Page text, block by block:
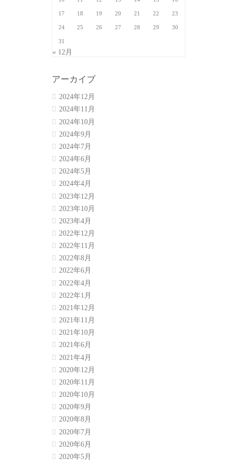
17 18 19 20 21 22 23
24 25 26 27 28 29 30
31
« 12月
アーカイブ
2024年12月
2024年11月
2024年10月
2024年9月
2024年7月
2024年6月
2024年5月
2024年4月
2023年12月
2023年10月
2023年4月
2022年12月
2022年11月
2022年8月
2022年6月
2022年4月
2022年1月
2021年12月
2021年11月
2021年10月
2021年6月
2021年4月
2020年12月
2020年11月
2020年10月
2020年9月
2020年8月
2020年7月
2020年6月
2020年5月